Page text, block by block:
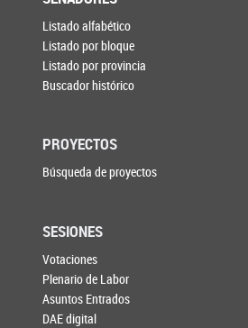
Listado alfabético
Listado por bloque
Listado por provincia
Buscador histórico
PROYECTOS
Búsqueda de proyectos
SESIONES
Votaciones
Plenario de Labor
Asuntos Entrados
DAE digital